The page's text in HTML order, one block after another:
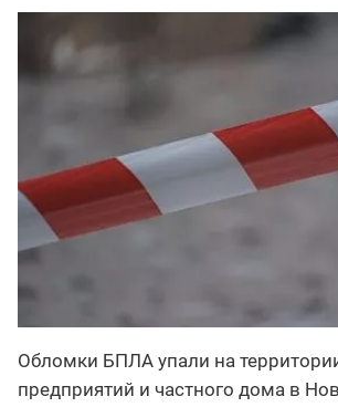
Обломки БПЛА упали на
предприятий и частного дома в